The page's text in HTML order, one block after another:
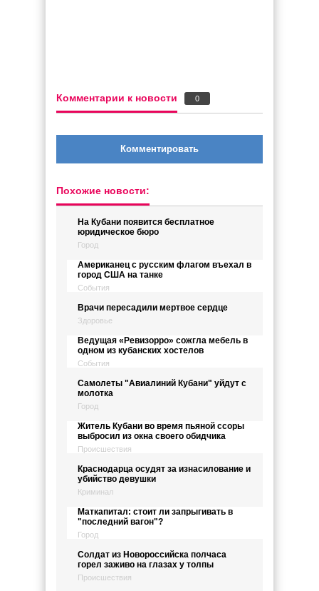
Комментарии к новости 0
Комментировать
Похожие новости:
На Кубани появится бесплатное
юридическое бюро
Город
Американец с русским флагом въехал в
город США на танке
События
Врачи пересадили мертвое сердце
Здоровье
Ведущая «Ревизорро» сожгла мебель в
одном из кубанских хостелов
События
Самолеты "Авиалиний Кубани" уйдут с
молотка
Город
Житель Кубани во время пьяной ссоры
выбросил из окна своего обидчика
Происшествия
Краснодарца осудят за изнасилование и
убийство девушки
Криминал
Маткапитал: стоит ли запрыгивать в
"последний вагон"?
Город
Солдат из Новороссийска полчаса
горел заживо на глазах у толпы
Происшествия